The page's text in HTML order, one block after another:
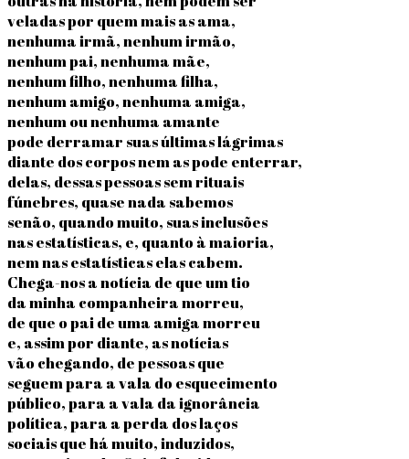
veladas por quem mais as ama,
nenhuma irmã, nenhum irmão,
nenhum pai, nenhuma mãe,
nenhum filho, nenhuma filha,
nenhum amigo, nenhuma amiga,
nenhum ou nenhuma amante
pode derramar suas últimas lágrimas
diante dos corpos nem as pode enterrar,
delas, dessas pessoas sem rituais
fúnebres, quase nada sabemos
senão, quando muito, suas inclusões
nas estatísticas, e, quanto à maioria,
nem nas estatísticas elas cabem.
Chega-nos a notícia de que um tio
da minha companheira morreu,
de que o pai de uma amiga morreu
e, assim por diante, as notícias
vão chegando, de pessoas que
seguem para a vala do esquecimento
público, para a vala da ignorância
política, para a perda dos laços
sociais que há muito, induzidos,